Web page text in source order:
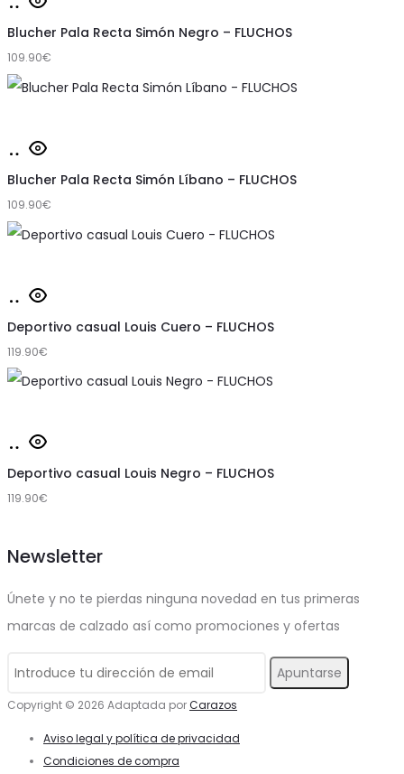
Seleccionar
opciones
opciones
se
pueden
elegir
la
de
Blucher Pala Recta Simón Negro – FLUCHOS
109.90€
Seleccionar
opciones
Este
variantes.
opciones
se
pueden
elegir
la
página
de
Blucher Pala Recta Simón Líbano – FLUCHOS
109.90€
Seleccionar
opciones
Este
variantes.
opciones
se
pueden
en
página
producto
Deportivo casual Louis Cuero – FLUCHOS
119.90€
Seleccionar
opciones
Este
Las
opciones
se
elegir
en
página
Deportivo casual Louis Negro – FLUCHOS
119.90€
Newsletter
Únete y no te pierdas ninguna novedad en tus primeras
marcas de calzado así como promociones y ofertas
Copyright © 2026 Adaptada porCarazos
Aviso legal y política de privacidad
Condiciones de compra